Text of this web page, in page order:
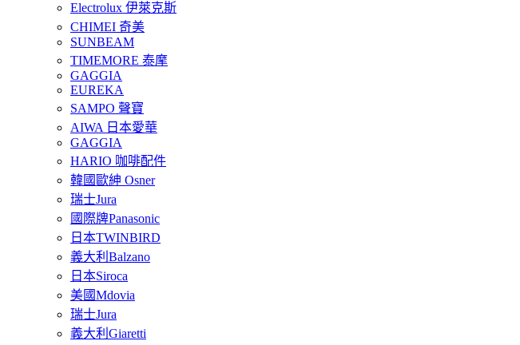
Electrolux 伊萊克斯
CHIMEI 奇美
SUNBEAM
TIMEMORE 泰摩
GAGGIA
EUREKA
SAMPO 聲寶
AIWA 日本愛華
GAGGIA
HARIO 咖啡配件
韓國歐紳 Osner
瑞士Jura
國際牌Panasonic
日本TWINBIRD
義大利Balzano
日本Siroca
美國Mdovia
瑞士Jura
義大利Giaretti